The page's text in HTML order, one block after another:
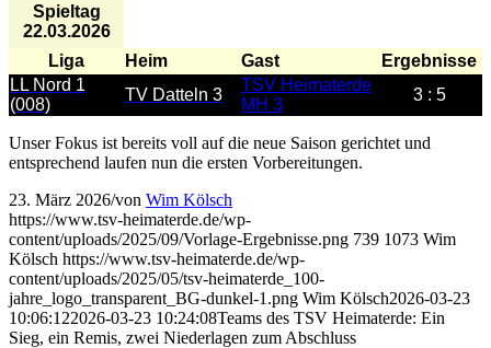
Spieltag
22.03.2026
Liga
Heim Gast
Ergebnisse
LL Nord 1
(008)
TV Datteln 3
TSV Heimaterde
MH 3
3 : 5
Unser Fokus ist bereits voll auf die neue Saison gerichtet und
entsprechend laufen nun die ersten Vorbereitungen.
23. März 2026/von Wim Kölsch
https://www.tsv-heimaterde.de/wp-
content/uploads/2025/09/Vorlage-Ergebnisse.png 739 1073 Wim
Kölsch https://www.tsv-heimaterde.de/wp-
content/uploads/2025/05/tsv-heimaterde_100-
jahre_logo_transparent_BG-dunkel-1.png Wim Kölsch2026-03-23
10:06:122026-03-23 10:24:08Teams des TSV Heimaterde: Ein
Sieg, ein Remis, zwei Niederlagen zum Abschluss